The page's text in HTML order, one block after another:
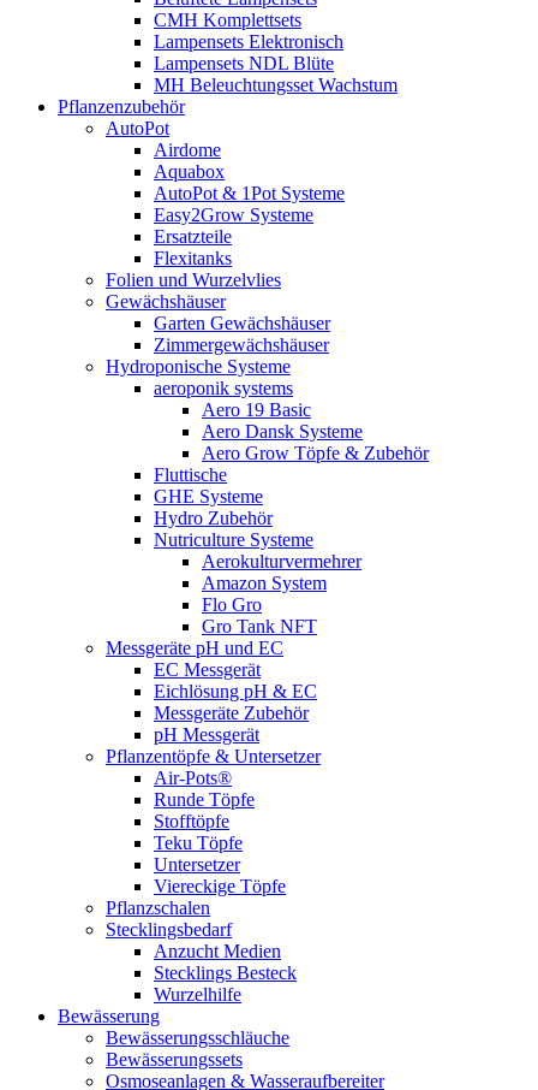
CMH Komplettsets
Lampensets Elektronisch
Lampensets NDL Blüte
MH Beleuchtungsset Wachstum
Pflanzenzubehör
AutoPot
Airdome
Aquabox
AutoPot & 1Pot Systeme
Easy2Grow Systeme
Ersatzteile
Flexitanks
Folien und Wurzelvlies
Gewächshäuser
Garten Gewächshäuser
Zimmergewächshäuser
Hydroponische Systeme
aeroponik systems
Aero 19 Basic
Aero Dansk Systeme
Aero Grow Töpfe & Zubehör
Fluttische
GHE Systeme
Hydro Zubehör
Nutriculture Systeme
Aerokulturvermehrer
Amazon System
Flo Gro
Gro Tank NFT
Messgeräte pH und EC
EC Messgerät
Eichlösung pH & EC
Messgeräte Zubehör
pH Messgerät
Pflanzentöpfe & Untersetzer
Air-Pots®
Runde Töpfe
Stofftöpfe
Teku Töpfe
Untersetzer
Viereckige Töpfe
Pflanzschalen
Stecklingsbedarf
Anzucht Medien
Stecklings Besteck
Wurzelhilfe
Bewässerung
Bewässerungsschläuche
Bewässerungssets
Osmoseanlagen & Wasseraufbereiter